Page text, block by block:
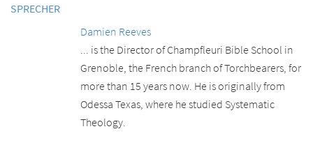
SPRECHER
Damien Reeves
... is the Director of Champfleuri Bible School in
Grenoble, the French branch of Torchbearers, for
more than 15 years now. He is originally from
Odessa Texas, where he studied Systematic
Theology.